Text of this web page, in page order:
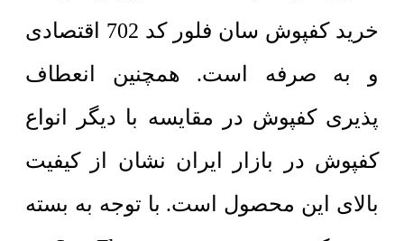
خرید کفپوش سان فلور کد 702 اقتصادی
و به صرفه است. همچنین انعطاف
پذیری کفپوش در مقایسه با دیگر انواع
کفپوش در بازار ایران نشان از کیفیت
بالای این محصول است. با توجه به بسته